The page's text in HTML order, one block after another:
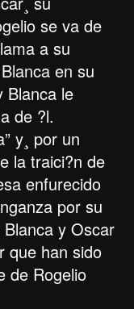
se va de
a su
en su
Blanca le
de ?l.
y¸ por un
la traici?n de
enfurecido
por su
y Oscar
que han sido
de Rogelio